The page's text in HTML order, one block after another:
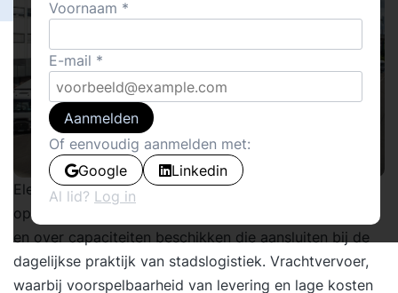
Elektrische voertuigen vereisen laadstations voor het
opladen van batterijen, die zich op locaties bevinden
en over capaciteiten beschikken die aansluiten bij de
dagelijkse praktijk van stadslogistiek. Vrachtvervoer,
waarbij voorspelbaarheid van levering en lage kosten
Voornaam
E-mail
Aanmelden
Of eenvoudig aanmelden met:
Google
Linkedin
Al lid? Log in